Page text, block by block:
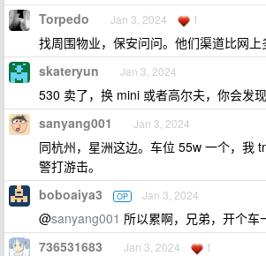
Torpedo Jan 3, 2024 1
找周围物业，保安问问。他们渠道比网上
skateryun Jan 3, 2024
530 卖了，换 mini 或者高尔夫，你会发现
sanyang001 Jan 3, 2024
同杭州，星洲这边。车位 55w 一个，我
警打游击。
boboaiya3 OP Jan 3, 2024
@sanyang001 所以累啊，兄弟，开个车
736531683 Jan 3, 2024 1